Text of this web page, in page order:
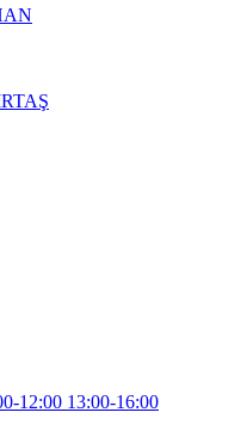
12:00 13:00-16:00